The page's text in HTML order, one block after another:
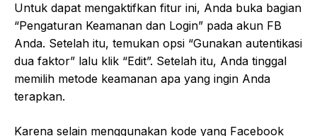
Untuk dapat mengaktifkan fitur ini, Anda buka bagian
“Pengaturan Keamanan dan Login” pada akun FB
Anda. Setelah itu, temukan opsi “Gunakan autentikasi
dua faktor” lalu klik “Edit”. Setelah itu, Anda tinggal
memilih metode keamanan apa yang ingin Anda
terapkan.
Karena selain menggunakan kode yang Facebook